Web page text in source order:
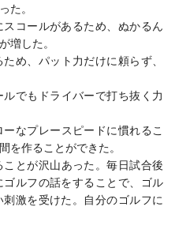
た。
コールがあるため、ぬかるん
増した。
め、パット力だけに頼らず、
でもドライバーで打ち抜く力
なプレースピードに慣れるこ
を作ることができた。
とが沢山あった。毎日試合後
ルフの話をすることで、ゴル
激を受けた。自分のゴルフに